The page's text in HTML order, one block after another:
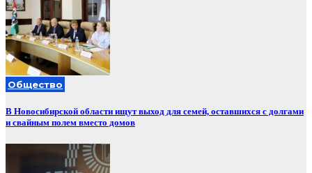
Общество
В Новосибирской области ищут выход для семей, оставшихся с долгами
и свайным полем вместо домов